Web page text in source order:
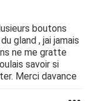
boutons
gland , jai jamais
ne me gratte
savoir si
Merci davance